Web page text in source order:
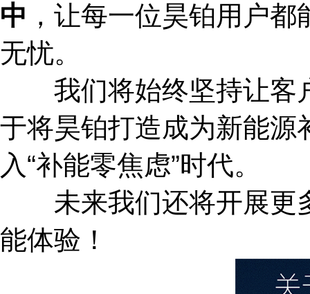
中 ，让每一位昊铂用户
无忧。
我们将始终坚持让客户
于将昊铂打造成为新能源
入“补能零焦虑”时代。
未来我们还将开展更
能体验！